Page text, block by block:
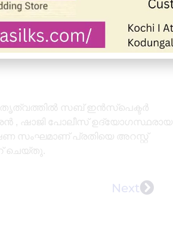
സബ് ഇൻസ്പെക്ടർ
, ഷാജി പോലീസ് ഉദ്യോഗസ്ഥരായ
സംഘമാണ് പ്രതിയെ അറസ്റ്റ്
ചെയ്തു.
Next